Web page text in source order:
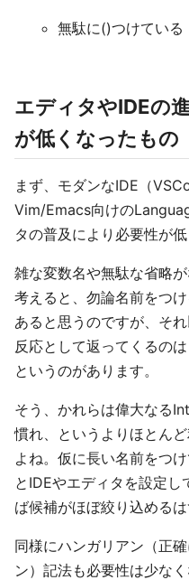
無駄に()つけている
エディタやIDEの
が低くなったもの
まず、モダンなIDE（
Vim/Emacs向けの
タの普及により必要性が
雑な変数名や無駄な省略
考えると、勿論名前をつ
あると思うのですが、そ
反応として返ってくるの
というのがあります。
そう、かれらは偉大なる
慣れ、というよりほとん
よね。仮に長い名前をつ
とIDEやエディタを設定
ば候補がほぼ絞り込める
同様にハンガリアン（正
ン）記法も必要性は少な